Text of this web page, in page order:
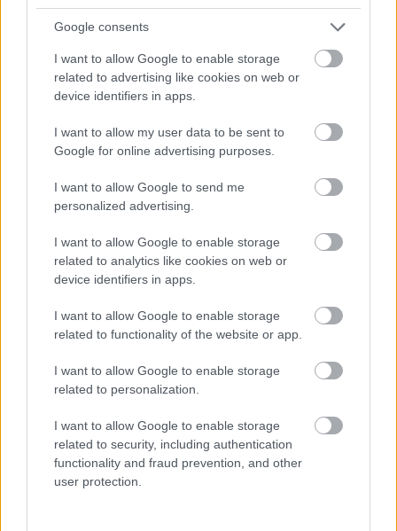
Google consents
I want to allow Google to enable storage
related to advertising like cookies on web or
device identifiers in apps.
I want to allow my user data to be sent to
Google for online advertising purposes.
I want to allow Google to send me
personalized advertising.
I want to allow Google to enable storage
related to analytics like cookies on web or
device identifiers in apps.
I want to allow Google to enable storage
related to functionality of the website or app.
I want to allow Google to enable storage
related to personalization.
I want to allow Google to enable storage
related to security, including authentication
functionality and fraud prevention, and other
user protection.
Jégkorong komment blog Hetényit visszavárják Nashville-be
2012.07.03 13:25:42
Hetényit visszavárják Nashville-be 2012.07.03. 12:59 F. Kapus..
vladiv 2012.07.03 15:59:05
Nagyon jo hir!
Bar a fan kollega nehezen irta le helyesen Hete nevet... ;-)
Jégkorong komment blog Véget ért a Nationalliga története
2012.06.28 12:39:00